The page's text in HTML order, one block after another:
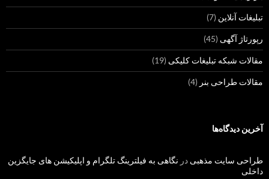
تبلیغات آنلاین (7)
رپورتاژ آگهی (45)
مقالات شبکه تبلیغات کلیکی (19)
مقالات طراحی بنر (4)
آخرین دیدگاه‌ها
طراحی سایت مذهبی در نگاهی به فیلترینگ تلگرام و اپلیکیشن های جایگزین
داخلی